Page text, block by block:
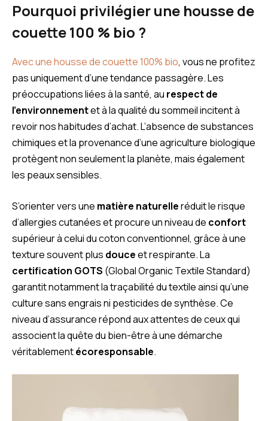
Pourquoi privilégier une housse de
couette 100 % bio ?
Avec une housse de couette 100% bio, vous ne profitez
pas uniquement d’une tendance passagère. Les
préoccupations liées à la santé, au respect de
l’environnementet à la qualité du sommeil incitent à
revoir nos habitudes d’achat. L’absence de substances
chimiques et la provenance d’une agriculture biologique
protègent non seulement la planète, mais également
les peaux sensibles.
S’orienter vers une matière naturelleréduit le risque
d’allergies cutanées et procure un niveau de confort
supérieur à celui du coton conventionnel, grâce à une
texture souvent plus douceet respirante. La
certification GOTS (Global Organic Textile Standard)
garantit notamment la traçabilité du textile ainsi qu’une
culture sans engrais ni pesticides de synthèse. Ce
niveau d’assurance répond aux attentes de ceux qui
associent la quête du bien-être à une démarche
véritablementécoresponsable.